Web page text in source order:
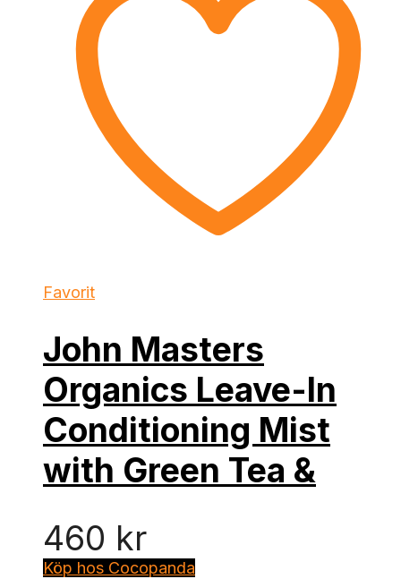
Favorit
John Masters
Organics Leave-In
Conditioning Mist
with Green Tea &
460 kr
Köp hos Cocopanda